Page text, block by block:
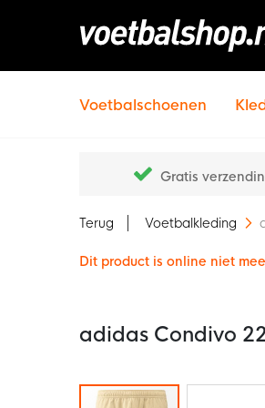
Voetbalschoenen
Gratis
Terug Voetbalkleding
Dit product is online niet
adidas Condivo
Ga
naar